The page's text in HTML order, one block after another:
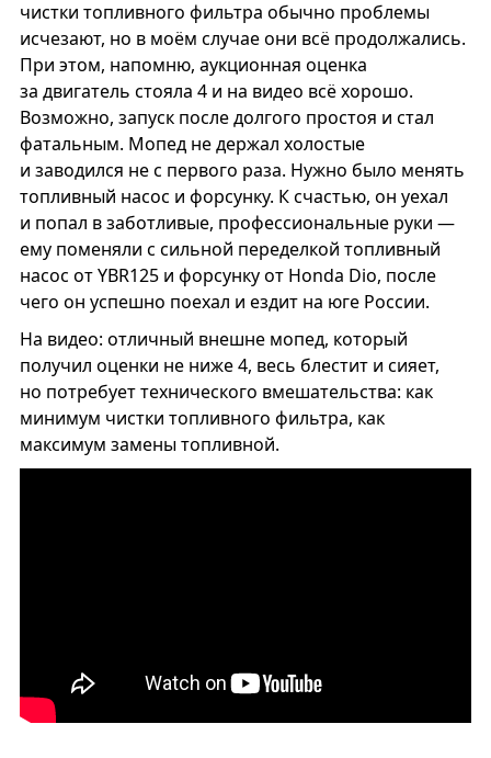
чистки топливного фильтра обычно проблемы
исчезают, но в моём случае они всё продолжались.
При этом, напомню, аукционная оценка
за двигатель стояла 4 и на видео всё хорошо.
Возможно, запуск после долгого простоя и стал
фатальным. Мопед не держал холостые
и заводился не с первого раза. Нужно было менять
топливный насос и форсунку. К счастью, он уехал
и попал в заботливые, профессиональные руки —
ему поменяли с сильной переделкой топливный
насос от YBR125 и форсунку от Honda Dio, после
чего он успешно поехал и ездит на юге России.
На видео: отличный внешне мопед, который
получил оценки не ниже 4, весь блестит и сияет,
но потребует технического вмешательства: как
минимум чистки топливного фильтра, как
максимум замены топливной.